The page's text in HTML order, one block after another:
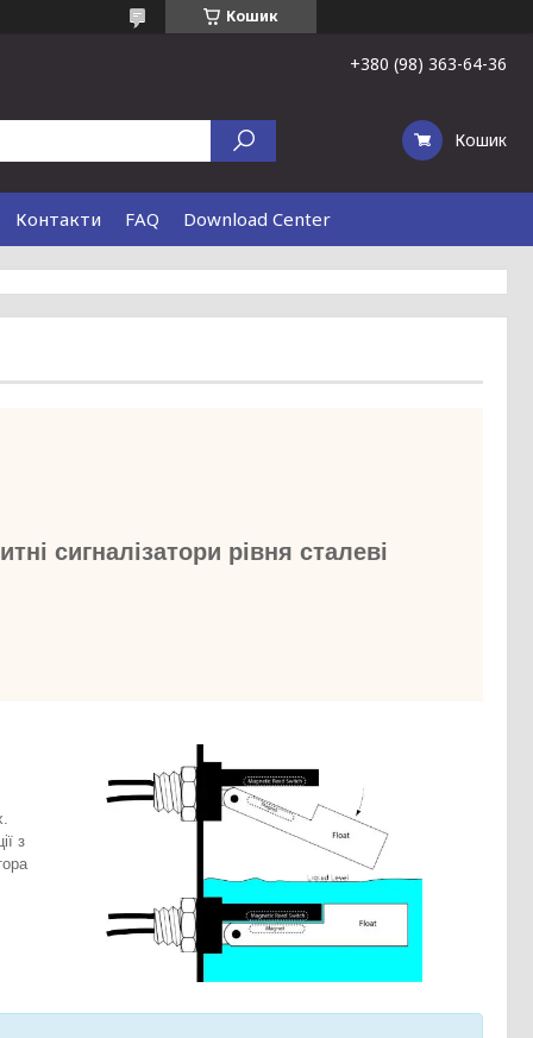
Кошик
+380 (98) 363-64-36
Кошик
Контакти FAQ Download Center
сигналізатори рівня сталеві
з